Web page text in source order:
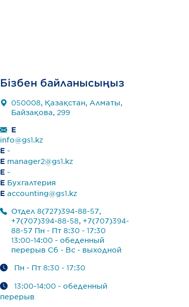
Бізбен байланысыңыз
050008, Қазақстан, Алматы,
Байзақова, 299
E
info@gs1.kz
E -
E manager2@gs1.kz
E -
E Бухгалтерия
E accounting@gs1.kz
Отдел 8(727)394-88-57,
+7(707)394-88-58, +7(707)394-
88-57 Пн - Пт 8:30 - 17:30
13:00-14:00 - обеденный
перерыв Сб - Вс - выходной
Пн - Пт 8:30 - 17:30
13:00-14:00 - обеденный
перерыв